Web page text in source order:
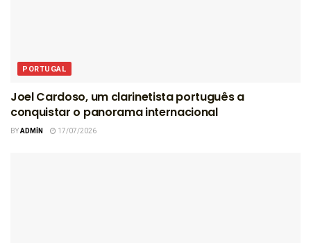
PORTUGAL
Joel Cardoso, um clarinetista português a
conquistar o panorama internacional
BYADMIN 17/07/2026